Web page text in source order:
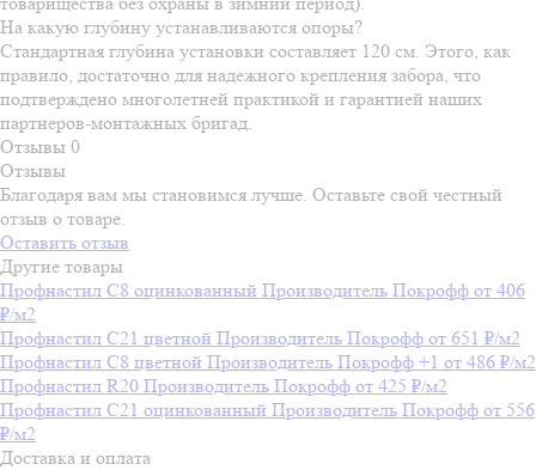
На какую глубину устанавливаются опоры?
Стандартная глубина установки составляет 120 см. Этого, как
правило, достаточно для надежного крепления забора, что
подтверждено многолетней практикой и гарантией наших
партнеров-монтажных бригад.
Отзывы 0
Отзывы
Благодаря вам мы становимся лучше. Оставьте свой честный
отзыв о товаре.
Оставить отзыв
Другие товары
Профнастил С8 оцинкованный Производитель Покрофф от 406
₽/м2
Профнастил С21 цветной Производитель Покрофф от 651 ₽/м2
Профнастил С8 цветной Производитель Покрофф +1 от 486 ₽/м2
Профнастил R20 Производитель Покрофф от 425 ₽/м2
Профнастил С21 оцинкованный Производитель Покрофф от 556
₽/м2
Доставка и оплата